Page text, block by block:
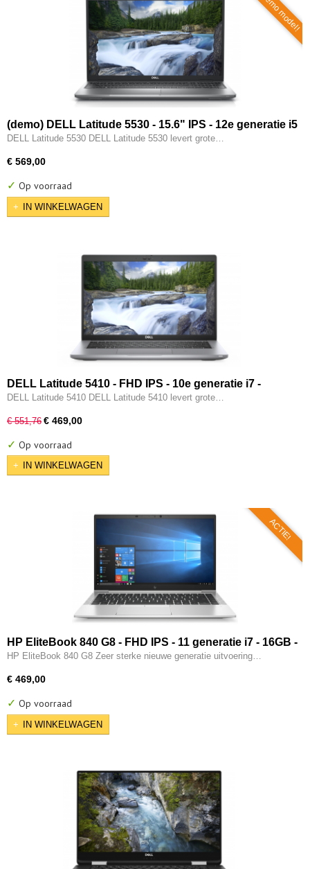
Demo model!
(demo) DELL Latitude 5530 - 15.6" IPS - 12e generatie i5
- 10-CORE - 16GB - 512GB M.2 NVMe - 12e gen Intel UHD
DELL Latitude 5530 DELL Latitude 5530 levert grote…
€ 569,00
✓ Op voorraad
IN WINKELWAGEN
DELL Latitude 5410 - FHD IPS - 10e generatie i7 -
16GB - 512GB SSD - Intel UHD - Thunderbold - HDMI -
DELL Latitude 5410 DELL Latitude 5410 levert grote…
€ 551,76 € 469,00
✓ Op voorraad
IN WINKELWAGEN
ACTIE!
HP EliteBook 840 G8 - FHD IPS - 11 generatie i7 - 16GB -
512GB SSD - 2x Type-C - Intel IRIS Xe - W11 Pro
HP EliteBook 840 G8 Zeer sterke nieuwe generatie uitvoering…
€ 469,00
✓ Op voorraad
IN WINKELWAGEN